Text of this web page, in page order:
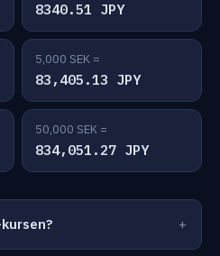
8340.51 JPY
5,000 SEK =
83,405.13 JPY
50,000 SEK =
834,051.27 JPY